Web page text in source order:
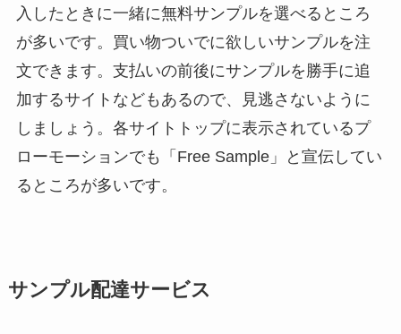
入したときに一緒に無料サンプルを選べるところ
が多いです。買い物ついでに欲しいサンプルを注
文できます。支払いの前後にサンプルを勝手に追
加するサイトなどもあるので、見逃さないように
しましょう。各サイトトップに表示されているプ
ローモーションでも「Free Sample」と宣伝してい
るところが多いです。
サンプル配達サービス